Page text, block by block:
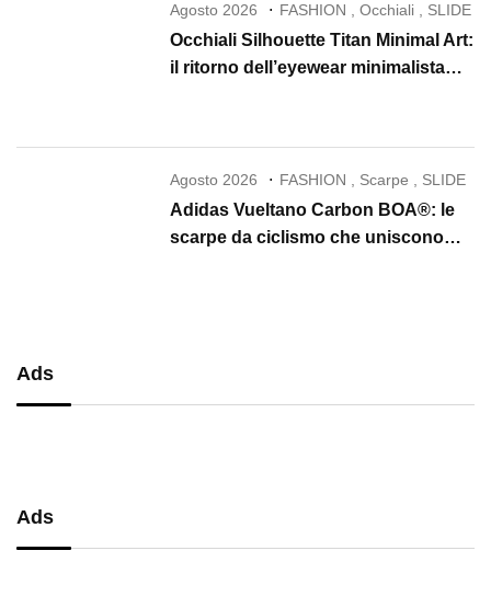
Agosto 2026 FASHION ,Occhiali , SLIDE
Occhiali Silhouette Titan Minimal Art:
il ritorno dell’eyewear minimalista
Agosto 2026 FASHION Scarpe SLIDE
Adidas Vueltano Carbon BOA®: le
scarpe da ciclismo che uniscono
Ads
Ads